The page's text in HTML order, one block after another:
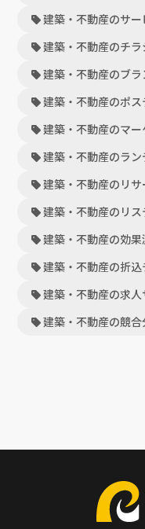
建築・不動産のサー
建築・不動産のチ
建築・不動産のブ
建築・不動産のポ
建築・不動産のマ
建築・不動産のラ
建築・不動産のリ
建築・不動産のリ
建築・不動産の効果
建築・不動産の折込
建築・不動産の求人
建築・不動産の競合